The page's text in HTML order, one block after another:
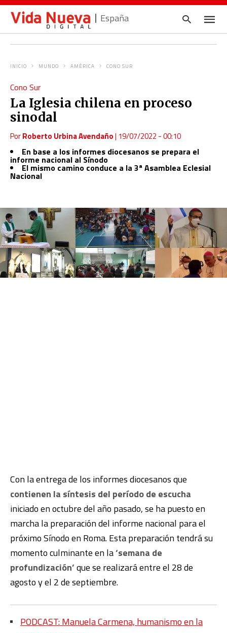
España
INICIO MUNDO AMÉRICA CONO SUR
Cono Sur
La Iglesia chilena en proceso
sinodal
PorRoberto Urbina Avendaño| 19/07/2022 - 00:10
En base a los informes diocesanos se prepara el
informe nacional al Sínodo
El mismo camino conduce a la 3ª Asamblea Eclesial
Nacional
Con la entrega de los informes diocesanos que
contienen la síntesis del período de escucha
iniciado en octubre del año pasado, se ha puesto en
marcha la preparación del informe nacional para el
próximo Sínodo en Roma. Esta preparación tendrá su
momento culminante en la‘semana de
profundización’que se realizará entre el 28 de
agosto y el 2 de septiembre.
PODCAST: Manuela Carmena, humanismo en la